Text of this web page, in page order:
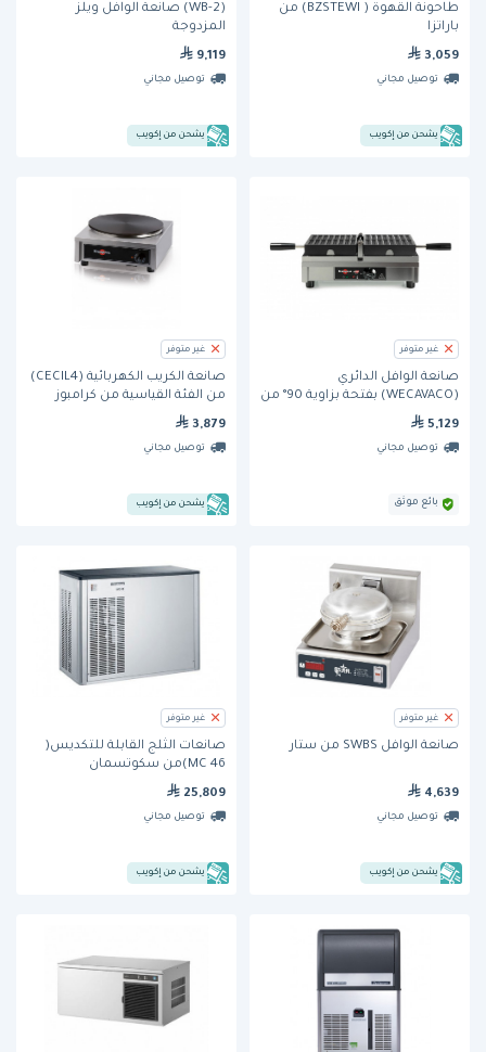
طاحونة القهوة ( BZSTEWI) من
باراتزا
3,059
توصيل مجاني
يشحن من إكويب
(WB-2) صانعة الوافل ويلز
المزدوجة
9,119
توصيل مجاني
يشحن من إكويب
غير متوفر
صانعة الوافل الدائري
(WECAVACO) بفتحة بزاوية 90° من
كرامبوز
5,129
توصيل مجاني
بائع موثق
غير متوفر
صانعة الكريب الكهربائية (CECIL4)
من الفئة القياسية من كرامبوز
3,879
توصيل مجاني
يشحن من إكويب
غير متوفر
صانعة الوافل SWBS من ستار
4,639
توصيل مجاني
يشحن من إكويب
غير متوفر
صانعات الثلج القابلة للتكديس(
MC 46)من سكوتسمان
25,809
توصيل مجاني
يشحن من إكويب